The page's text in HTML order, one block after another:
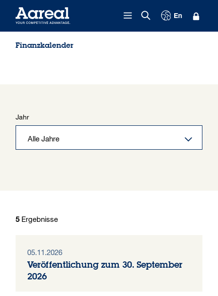
En
Finanzkalender
Jahr
5 Ergebnisse
05.11.2026
Veröffentlichung zum 30. September
2026